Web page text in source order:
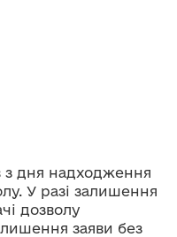
з дня надходження
У разі залишення
дозволу
заяви без